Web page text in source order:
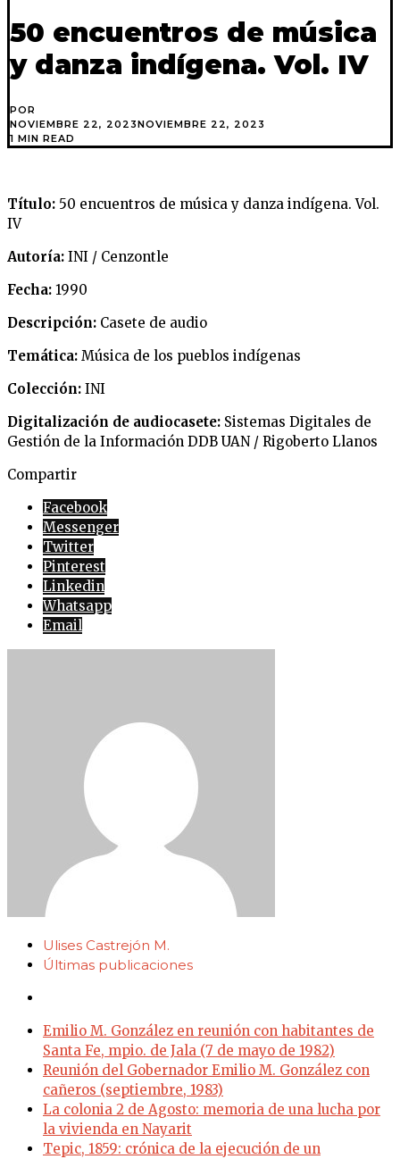
50 encuentros de música
y danza indígena. Vol. IV
POR
NOVIEMBRE 22, 2023NOVIEMBRE 22, 2023
1 MIN READ
Título: 50 encuentros de música y danza indígena. Vol.
IV
Autoría: INI / Cenzontle
Fecha: 1990
Descripción: Casete de audio
Temática: Música de los pueblos indígenas
Colección: INI
Digitalización de audiocasete: Sistemas Digitales de
Gestión de la Información DDB UAN / Rigoberto Llanos
Compartir
Facebook
Messenger
Twitter
Pinterest
Linkedin
Whatsapp
Email
Ulises Castrejón M.
Últimas publicaciones
Emilio M. González en reunión con habitantes de
Santa Fe, mpio. de Jala (7 de mayo de 1982)
Reunión del Gobernador Emilio M. González con
cañeros (septiembre, 1983)
La colonia 2 de Agosto: memoria de una lucha por
la vivienda en Nayarit
Tepic, 1859: crónica de la ejecución de un